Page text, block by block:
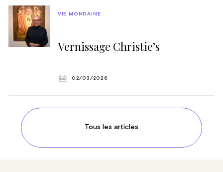
Vernissage Christie’s
VIE MONDAINE
02/03/2026
Tous les articles